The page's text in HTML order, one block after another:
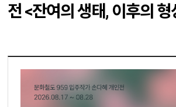
전 <잔여의 생태, 이후의 형